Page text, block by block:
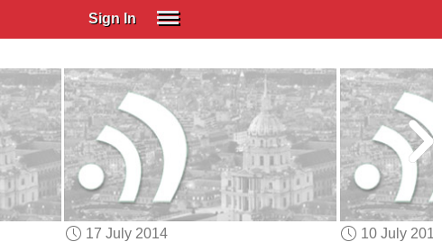
Sign In
Spanish (Spain)
Spanish (Latino)
SUBSCRIBE
EDUCATIONAL LICENSES
GIFT CARDS
17 July 2014
10 July